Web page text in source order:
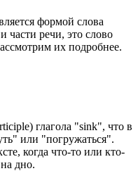
формой слова
части речи, это слово
их подробнее.
глагола "sink", что в
или "погружаться".
когда что-то или кто-
дно.